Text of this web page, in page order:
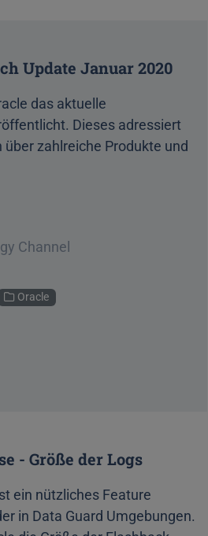
Update Januar 2020
das aktuelle
Dieses adressiert
zahlreiche Produkte und
Channel
Oracle
- Größe der Logs
ein nützliches Feature
in Data Guard Umgebungen.